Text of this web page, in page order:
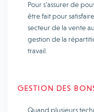
Pour s’assurer de
être fait pour
secteur de la vente
gestion de la
travail.
GESTION DES
Quand plusieurs